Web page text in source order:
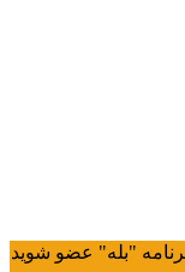
"بله" عضو شوید